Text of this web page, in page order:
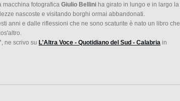
macchina fotografica Giulio Bellini ha girato in lungo e in largo la
nascoste e visitando borghi ormai abbandonati.
anni e dalle riflessioni che ne sono scaturite è nato un libro che
, ne scrivo su L'Altra Voce - Quotidiano del Sud - Calabria in